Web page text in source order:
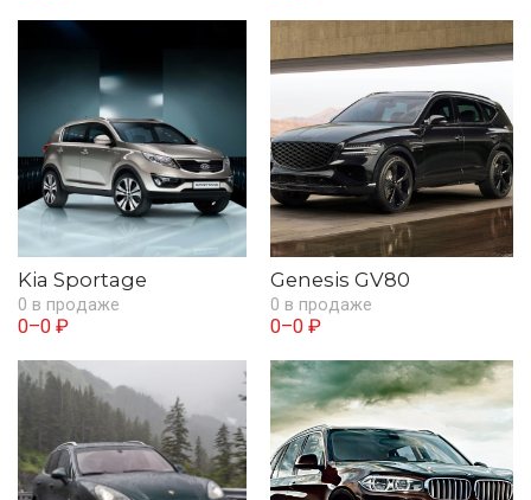
Kia Sportage
0 в продаже
0–0 ₽
Genesis GV80
0 в продаже
0–0 ₽